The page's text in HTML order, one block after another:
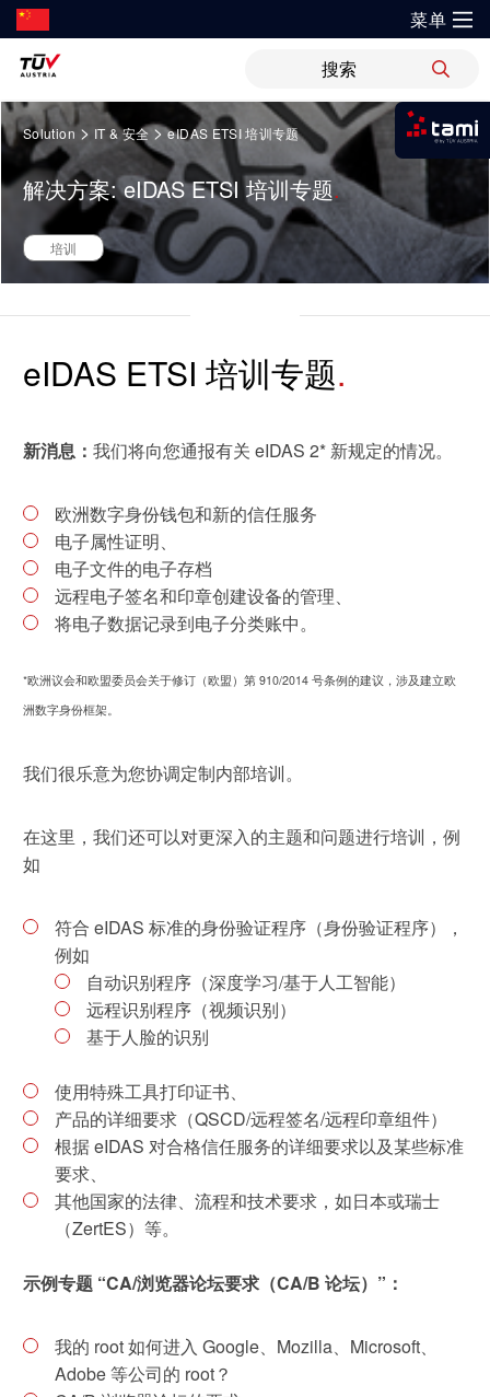
Springe
zum
Inhalt
登录tami
菜单
新闻 职位 WiPreis 证书验证 举报平台
解决方案
解决方案
审核 & 认证
检测 & 检验
培训
指导
领域
通信技术
贸易 & 商业
所有解决方案
功能安全服务
电子电气服务
领域
运输 & 交通
银行 & 保险
运动 & 健身
休闲 & 娱乐
电子电器
建筑 & 房地产
工业
农业
贸易 & 商业
可持续发展
通信技术
机械
市政设施
车辆
工业
学院
创新
研发与创新
研究重点
开放创新
技术前瞻
创新平台
白皮书系列
关于我们
关于TÜV奥地利
关于TÜV奥地利中国
健康、安全与环境（HSE）政策
联系我们
地点
合规
原则声明
TÜV奥地利企业社会责任 (CSR) 报告
Solution> IT & 安全>eIDAS ETSI 培训专题
解决方案: eIDAS ETSI 培训专题
培训
eIDAS ETSI 培训专题
新消息： 我们将向您通报有关 eIDAS 2* 新规定的情况。
欧洲数字身份钱包和新的信任服务
电子属性证明、
电子文件的电子存档
远程电子签名和印章创建设备的管理、
将电子数据记录到电子分类账中。
*欧洲议会和欧盟委员会关于修订（欧盟）第 910/2014 号条例的建议，涉及建立欧
洲数字身份框架。
我们很乐意为您协调定制内部培训。
在这里，我们还可以对更深入的主题和问题进行培训，例
如
符合 eIDAS 标准的身份验证程序（身份验证程序），
例如
自动识别程序（深度学习/基于人工智能）
远程识别程序（视频识别）
基于人脸的识别
使用特殊工具打印证书、
产品的详细要求（QSCD/远程签名/远程印章组件）
根据 eIDAS 对合格信任服务的详细要求以及某些标准
要求、
其他国家的法律、流程和技术要求，如日本或瑞士
（ZertES）等。
示例专题 “CA/浏览器论坛要求（CA/B 论坛）”：
我的 root 如何进入 Google、Mozilla、Microsoft、
Adobe 等公司的 root？
我是tami
登录tami
首次使用？很高兴为您提供指引。
证书验证
搜索解决方案
查找TÜV奥地利工作机会